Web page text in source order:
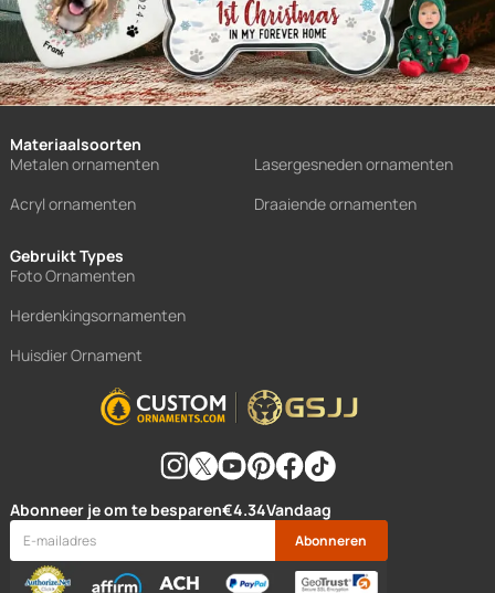
Materiaalsoorten
Metalen ornamenten
Lasergesneden ornamenten
Acryl ornamenten
Draaiende ornamenten
Gebruikt Types
Foto Ornamenten
Herdenkingsornamenten
Huisdier Ornament
Abonneren
Abonneer je om te besparen€4.34Vandaag